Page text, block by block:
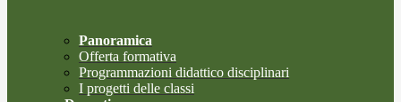
Panoramica
Offerta formativa
Programmazioni didattico disciplinari
I progetti delle classi